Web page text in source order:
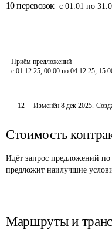
10 перевозок с 01.01 по
Приём предложений
с 01.12.25, 00:00 по 04.12.25,
12 Изменён8 дек 2025.
Стоимость
Идёт запрос предложений по
предложит наилучшие
Маршруты и